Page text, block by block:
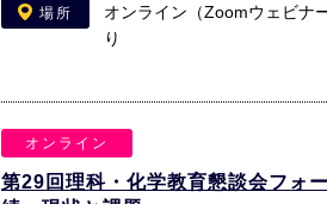
場所
オンライン（Zoomウェビナ
り
オンライン
第29回理科・化学教育懇談会フォ